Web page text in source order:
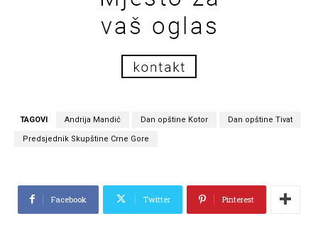
TAGOVI Andrija Mandić Dan opštine Kotor Dan opštine Tivat
Predsjednik Skupštine Crne Gore
Facebook Twitter Pinterest